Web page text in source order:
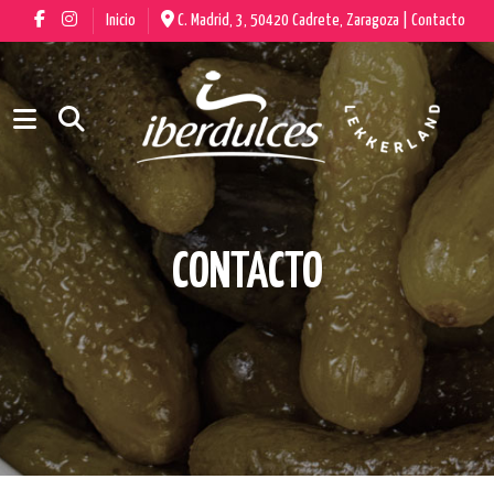
Inicio C. Madrid, 3, 50420 Cadrete, Zaragoza | Contacto
CONTACTO